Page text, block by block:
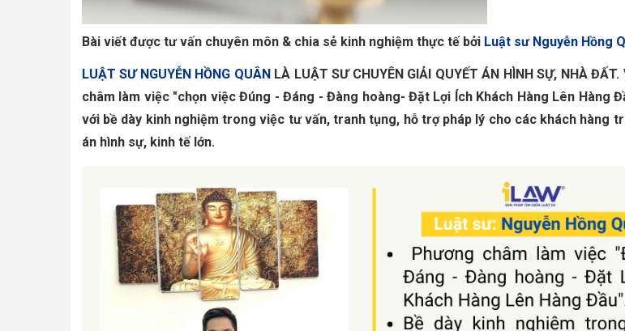
Bài viết được tư vấn chuyên môn & chia sẻ kinh nghiệm thực tế bởi Luật sư Nguyễn Hồng
LUẬT SƯ NGUYỄN HỒNG QUÂNLÀ LUẬT SƯ CHUYÊN GIẢI QUYẾT ÁN HÌNH SỰ, NHÀ ĐẤT.
châm làm việc "chọn việc Đúng - Đáng - Đàng hoàng- Đặt Lợi Ích Khách Hàng Lên Hàng
với bề dày kinh nghiệm trong việc tư vấn, tranh tụng, hỗ trợ pháp lý cho các khách hàng
án hình sự, kinh tế lớn.